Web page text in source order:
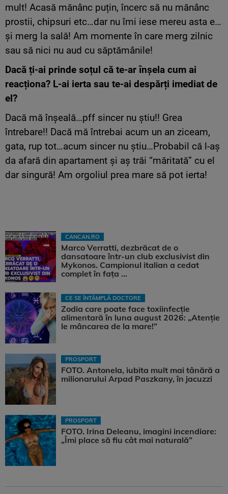
mult! Acasă mănânc puțin, încerc să nu mănânc
prostii, chipsuri etc…dar nu îmi iese mereu asta e…
și merg la sală! Am momente în care merg zilnic
sau să nici nu aud cu săptămânile!
Dacă ți-ai prinde soțul că te-ar înșela cum ai
reacționa? L-ai ierta sau te-ai despărți imediat de
el?
Dacă mă înșeală…pff sincer nu știu!! Grea
întrebare!! Dacă mă întrebai acum un an ziceam,
gata, rup tot…acum sincer nu știu…Probabil că l-aș
da afară din apartament și aș trăi “măritată” cu el
dar singură! Am orgoliul prea mare să pot ierta!
CANCAN.RO
Marco Verratti, dezbrăcat de o
dansatoare într-un club exclusivist din
Mykonos. Campionul italian a cedat
complet în fața ...
CE SE ÎNTÂMPLĂ DOCTORE
Zodia care poate face toxiinfecție
alimentară în luna august 2026: „Atenție
le mâncarea de la mare!”
PROSPORT
FOTO. Antonela, iubita mult mai tânără a
milionarului Arpad Paszkany, în jacuzzi
PROSPORT
FOTO. Irina Deleanu, imagini incendiare:
„Îmi place să fiu cât mai naturală”